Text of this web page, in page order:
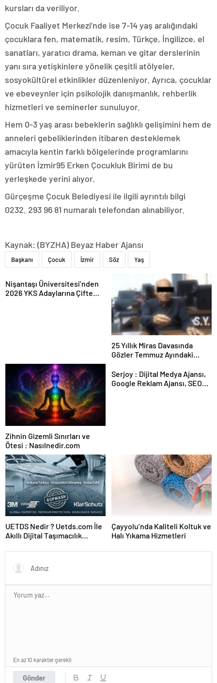
kursları da veriliyor.
Çocuk Faaliyet Merkezi’nde ise 7-14 yaş aralığındaki
çocuklara fen, matematik, resim, Türkçe, İngilizce, el
sanatları, yaratıcı drama, keman ve gitar derslerinin
yanı sıra yetişkinlere yönelik çeşitli atölyeler,
sosyokültürel etkinlikler düzenleniyor. Ayrıca, çocuklar
ve ebeveynler için psikolojik danışmanlık, rehberlik
hizmetleri ve seminerler sunuluyor.
Hem 0-3 yaş arası bebeklerin sağlıklı gelişimini hem de
anneleri gebeliklerinden itibaren desteklemek
amacıyla kentin farklı bölgelerinde programlarını
yürüten İzmir95 Erken Çocukluk Birimi de bu
yerleşkede yerini alıyor.
Gürçeşme Çocuk Belediyesi ile ilgili ayrıntılı bilgi
0232. 293 96 81 numaralı telefondan alınabiliyor.
Kaynak: (BYZHA) Beyaz Haber Ajansı
Başkanı Çocuk İzmir Söz Yaş
Nişantaşı Üniversitesi’nden
2026 YKS Adaylarına Çifte
25 Yıllık Miras Davasında
Gözler Temmuz Ayındaki
Zihnin Gizemli Sınırları ve
Ötesi : Nasılnedir.com
Serjoy : Dijital Medya Ajansı,
Google Reklam Ajansı, SEO
UETDS Nedir ? Uetds.com İle
Akıllı Dijital Taşımacılık
Çayyolu’nda Kaliteli Koltuk ve
Halı Yıkama Hizmetleri
Gönder
En az 10 karakter gerekli